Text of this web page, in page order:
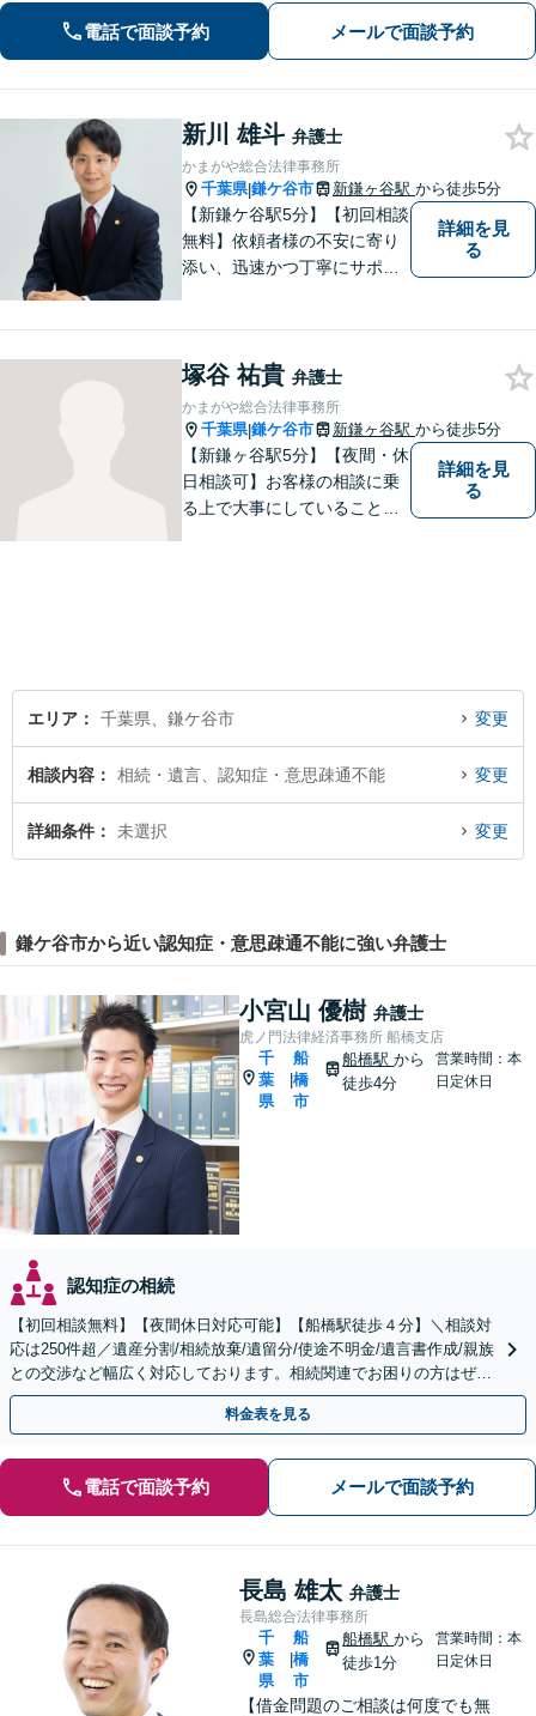
向けた新たな一歩を、弁護士が丁寧に
サポートします。お気軽にご相談くだ
さい【オンライン面談可】
電話で面談予約 メールで面談予約
新川 雄斗 弁護士
かまがや総合法律事務所
千葉県|鎌ケ谷市 新鎌ヶ谷駅 から徒歩5分
【新鎌ケ谷駅5分】【初回相談
無料】依頼者様の不安に寄り
添い、迅速かつ丁寧にサポー
ます！お困りごとがございま
したら、どうぞお気軽にご相
談ください。
詳細を見
る
塚谷 祐貴 弁護士
かまがや総合法律事務所
千葉県|鎌ケ谷市 新鎌ヶ谷駅 から徒歩5分
【新鎌ヶ谷駅5分】【夜間・休
日相談可】お客様の相談に乗
る上で大事にしていることは
て参ります。
詳細を見
る
エリア 千葉県、鎌ケ谷市 変更
相談内容 相続・遺言、認知症・意思疎通不能 変更
詳細条件 未選択 変更
鎌ケ谷市から近い認知症・意思疎通不能に強い弁護士
小宮山 優樹 弁護士
虎ノ門法律経済事務所 船橋支店
千
葉
県
船
橋
市
船橋駅から
徒歩4分
営業時間：本
日定休日
認知症の相続
【初回相談無料】【夜間休日対応可能】【船橋駅徒歩４分】＼相談対
応は250件超／遺産分割/相続放棄/遺留分/使途不明金/遺言書作成/親族
との交渉など幅広く対応しております。相続関連でお困りの方はぜひ
一度ご相談ください。
料金表を見る
電話で面談予約 メールで面談予約
長島 雄太 弁護士
長島総合法律事務所
千
葉
県
船
橋
市
船橋駅から
徒歩1分
営業時間：本
日定休日
【借金問題のご相談は何度でも無